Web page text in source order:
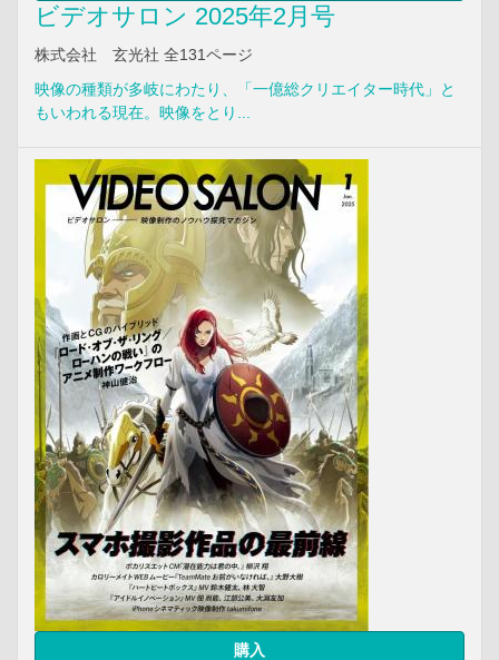
ビデオサロン 2025年2月号
株式会社 玄光社 全131ページ
映像の種類が多岐にわたり、「一億総クリエイター時代」と
もいわれる現在。映像をとり...
購入